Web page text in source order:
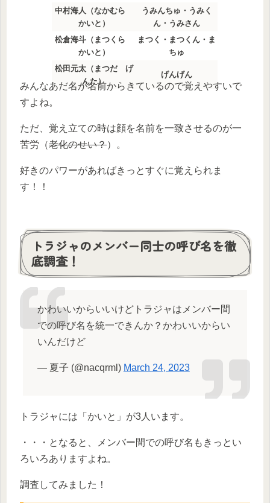
中村海人（なかむら
かいと）
うみんちゅ・うみく
ん・うみさん
松倉海斗（まつくら
かいと）
まつく・まつくん・ま
ちゅ
松田元太（まつだ げ
んた）
げんげん
みんなあだ名が名前からきているので覚えやすいで
すよね。
ただ、覚え立ての時は顔を名前を一致させるのが一
苦労（老化のせい？）。
好きのパワーがあればきっとすぐに覚えられま
す！！
トラジャのメンバー同士の呼び名を徹
底調査！
かわいいからいいけどトラジャはメンバー間
での呼び名を統一できんか？かわいいからい
いんだけど
— 夏子 (@nacqrml) March 24, 2023
トラジャには「かいと」が3人います。
・・・となると、メンバー間での呼び名もきっとい
ろいろありますよね。
調査してみました！